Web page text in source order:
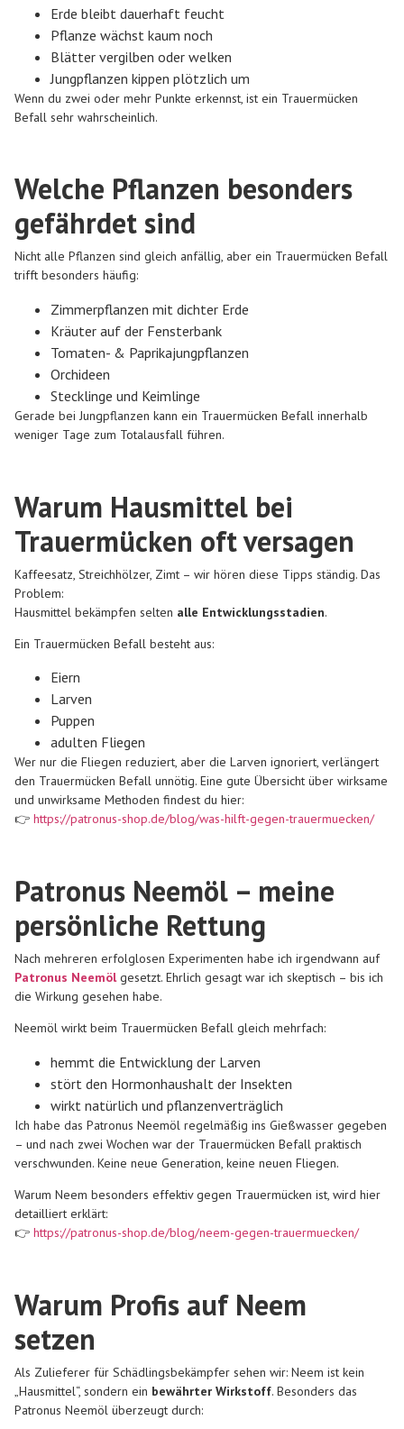
Erde bleibt dauerhaft feucht
Pflanze wächst kaum noch
Blätter vergilben oder welken
Jungpflanzen kippen plötzlich um
Wenn du zwei oder mehr Punkte erkennst, ist ein Trauermücken
Befall sehr wahrscheinlich.
Welche Pflanzen besonders
gefährdet sind
Nicht alle Pflanzen sind gleich anfällig, aber ein Trauermücken Befall
trifft besonders häufig:
Zimmerpflanzen mit dichter Erde
Kräuter auf der Fensterbank
Tomaten- & Paprikajungpflanzen
Orchideen
Stecklinge und Keimlinge
Gerade bei Jungpflanzen kann ein Trauermücken Befall innerhalb
weniger Tage zum Totalausfall führen.
Warum Hausmittel bei
Trauermücken oft versagen
Kaffeesatz, Streichhölzer, Zimt – wir hören diese Tipps ständig. Das
Problem:
Hausmittel bekämpfen selten alle Entwicklungsstadien.
Ein Trauermücken Befall besteht aus:
Eiern
Larven
Puppen
adulten Fliegen
Wer nur die Fliegen reduziert, aber die Larven ignoriert, verlängert
den Trauermücken Befall unnötig. Eine gute Übersicht über wirksame
und unwirksame Methoden findest du hier:
👉 https://patronus-shop.de/blog/was-hilft-gegen-trauermuecken/
Patronus Neemöl – meine
persönliche Rettung
Nach mehreren erfolglosen Experimenten habe ich irgendwann auf
Patronus Neemölgesetzt. Ehrlich gesagt war ich skeptisch – bis ich
die Wirkung gesehen habe.
Neemöl wirkt beim Trauermücken Befall gleich mehrfach:
hemmt die Entwicklung der Larven
stört den Hormonhaushalt der Insekten
wirkt natürlich und pflanzenverträglich
Ich habe das Patronus Neemöl regelmäßig ins Gießwasser gegeben
– und nach zwei Wochen war der Trauermücken Befall praktisch
verschwunden. Keine neue Generation, keine neuen Fliegen.
Warum Neem besonders effektiv gegen Trauermücken ist, wird hier
detailliert erklärt:
👉 https://patronus-shop.de/blog/neem-gegen-trauermuecken/
Warum Profis auf Neem
setzen
Als Zulieferer für Schädlingsbekämpfer sehen wir: Neem ist kein
„Hausmittel“, sondern ein bewährter Wirkstoff. Besonders das
Patronus Neemöl überzeugt durch: